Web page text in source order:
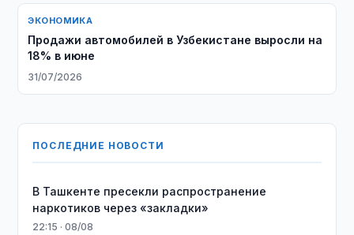
ЭКОНОМИКА
Продажи автомобилей в Узбекистане выросли на
18% в июне
31/07/2026
ПОСЛЕДНИЕ НОВОСТИ
В Ташкенте пресекли распространение
наркотиков через «закладки»
22:15 · 08/08